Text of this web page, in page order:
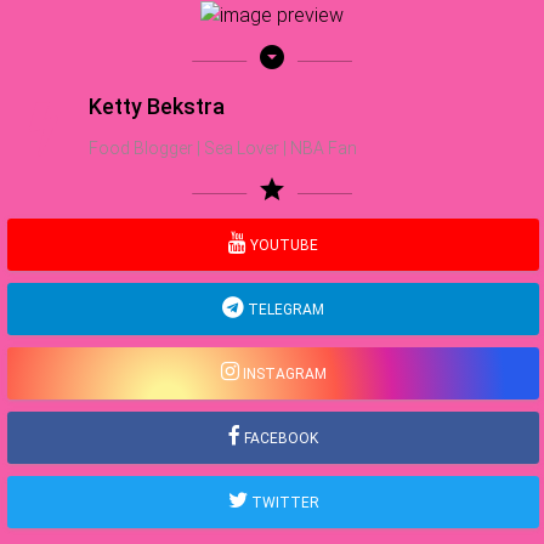
arrow_drop_down_circle
Ketty Bekstra
Food Blogger | Sea Lover | NBA Fan
star
YOUTUBE
TELEGRAM
INSTAGRAM
FACEBOOK
TWITTER